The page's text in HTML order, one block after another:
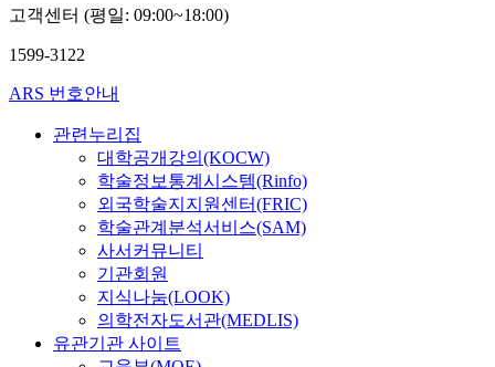
고객센터 (평일: 09:00~18:00)
1599-3122
ARS 번호안내
관련누리집
대학공개강의(KOCW)
학술정보통계시스템(Rinfo)
외국학술지지원센터(FRIC)
학술관계분석서비스(SAM)
사서커뮤니티
기관회원
지식나눔(LOOK)
의학전자도서관(MEDLIS)
유관기관 사이트